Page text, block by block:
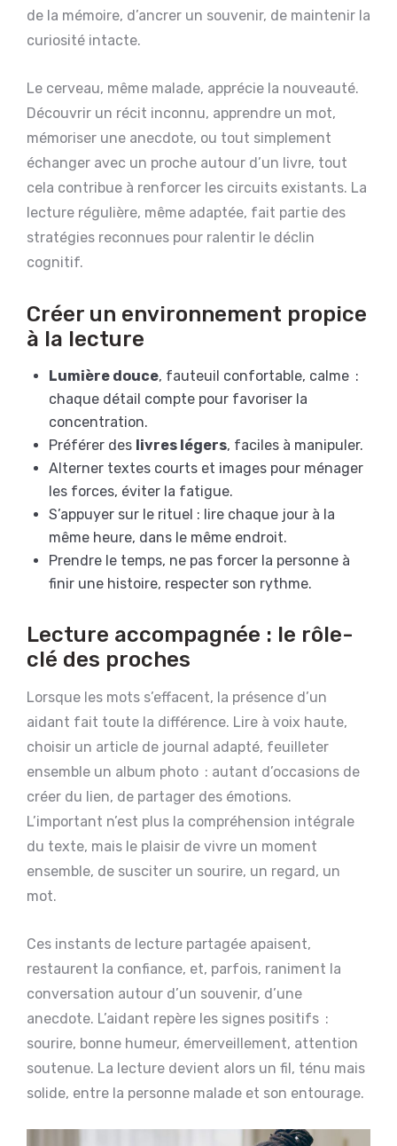
de la mémoire, d’ancrer un souvenir, de maintenir la
curiosité intacte.
Le cerveau, même malade, apprécie la nouveauté.
Découvrir un récit inconnu, apprendre un mot,
mémoriser une anecdote, ou tout simplement
échanger avec un proche autour d’un livre, tout
cela contribue à renforcer les circuits existants. La
lecture régulière, même adaptée, fait partie des
stratégies reconnues pour ralentir le déclin
cognitif.
Créer un environnement propice
à la lecture
Lumière douce, fauteuil confortable, calme :
chaque détail compte pour favoriser la
concentration.
Préférer des livres légers, faciles à manipuler.
Alterner textes courts et images pour ménager
les forces, éviter la fatigue.
S’appuyer sur le rituel : lire chaque jour à la
même heure, dans le même endroit.
Prendre le temps, ne pas forcer la personne à
finir une histoire, respecter son rythme.
Lecture accompagnée : le rôle-
clé des proches
Lorsque les mots s’effacent, la présence d’un
aidant fait toute la différence. Lire à voix haute,
choisir un article de journal adapté, feuilleter
ensemble un album photo : autant d’occasions de
créer du lien, de partager des émotions.
L’important n’est plus la compréhension intégrale
du texte, mais le plaisir de vivre un moment
ensemble, de susciter un sourire, un regard, un
mot.
Ces instants de lecture partagée apaisent,
restaurent la confiance, et, parfois, raniment la
conversation autour d’un souvenir, d’une
anecdote. L’aidant repère les signes positifs :
sourire, bonne humeur, émerveillement, attention
soutenue. La lecture devient alors un fil, ténu mais
solide, entre la personne malade et son entourage.